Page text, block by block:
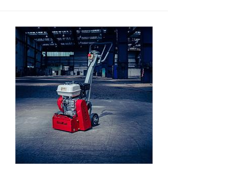
îndepărta aproximativ 200 de metri pe
oră de marcaje rutiere cu o grosime de 1
milimetru și o lățime de 200 de milimetri.
Borum® LineEraser este compact și ușor
de manevrat. O curea dublă acționează
capul de tăiere, care este echipat cu trei
cuțite. - Pentru a îndepărta straturile
subțiri (de exemplu, marcajele de vopsea
la rece), utilizați lama de carbură cu 48 de
pini. - Pentru îndepărtarea straturilor mai
groase (de exemplu, termoplastic),
utilizați cuțitul din carbură cu 24 de pini.
Lățime de lucru: până la 25 cm (10 in.)
Motor: Briggs & Stratton, 13,5 CP (10 Kw).